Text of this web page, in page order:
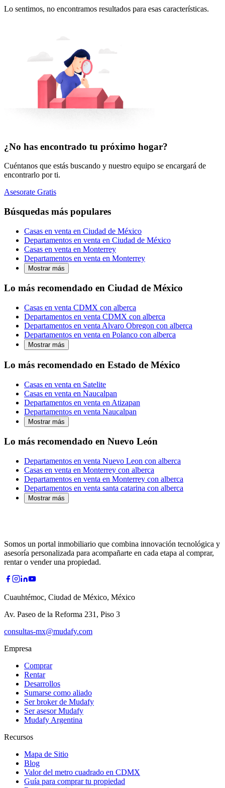
Lo sentimos, no encontramos resultados para esas características.
¿No has encontrado tu próximo hogar?
Cuéntanos que estás buscando y nuestro equipo se encargará de
encontrarlo por ti.
Asesorate Gratis
Búsquedas más populares
Casas en venta en Ciudad de México
Departamentos en venta en Ciudad de México
Casas en venta en Monterrey
Departamentos en venta en Monterrey
Mostrar más
Lo más recomendado en Ciudad de México
Casas en venta CDMX con alberca
Departamentos en venta CDMX con alberca
Departamentos en venta Alvaro Obregon con alberca
Departamentos en venta en Polanco con alberca
Mostrar más
Lo más recomendado en Estado de México
Casas en venta en Satelite
Casas en venta en Naucalpan
Departamentos en venta en Atizapan
Departamentos en venta Naucalpan
Mostrar más
Lo más recomendado en Nuevo León
Departamentos en venta Nuevo Leon con alberca
Casas en venta en Monterrey con alberca
Departamentos en venta en Monterrey con alberca
Departamentos en venta santa catarina con alberca
Mostrar más
Somos un portal inmobiliario que combina innovación tecnológica y
asesoría personalizada para acompañarte en cada etapa al comprar,
rentar o vender una propiedad.
Cuauhtémoc, Ciudad de México, México
Av. Paseo de la Reforma 231, Piso 3
consultas-mx@mudafy.com
Empresa
Comprar
Rentar
Desarrollos
Sumarse como aliado
Ser broker de Mudafy
Ser asesor Mudafy
Mudafy Argentina
Recursos
Mapa de Sitio
Blog
Valor del metro cuadrado en CDMX
Guía para comprar tu propiedad